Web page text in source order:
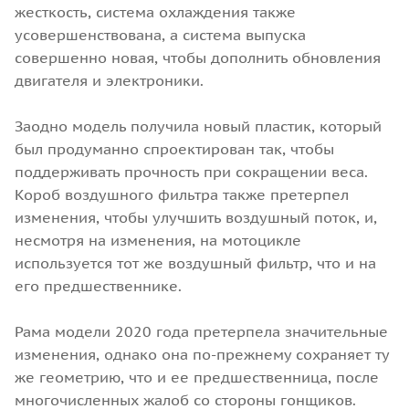
жесткость, система охлаждения также
усовершенствована, а система выпуска
совершенно новая, чтобы дополнить обновления
двигателя и электроники.
Заодно модель получила новый пластик, который
был продуманно спроектирован так, чтобы
поддерживать прочность при сокращении веса.
Короб воздушного фильтра также претерпел
изменения, чтобы улучшить воздушный поток, и,
несмотря на изменения, на мотоцикле
используется тот же воздушный фильтр, что и на
его предшественнике.
Рама модели 2020 года претерпела значительные
изменения, однако она по-прежнему сохраняет ту
же геометрию, что и ее предшественница, после
многочисленных жалоб со стороны гонщиков.